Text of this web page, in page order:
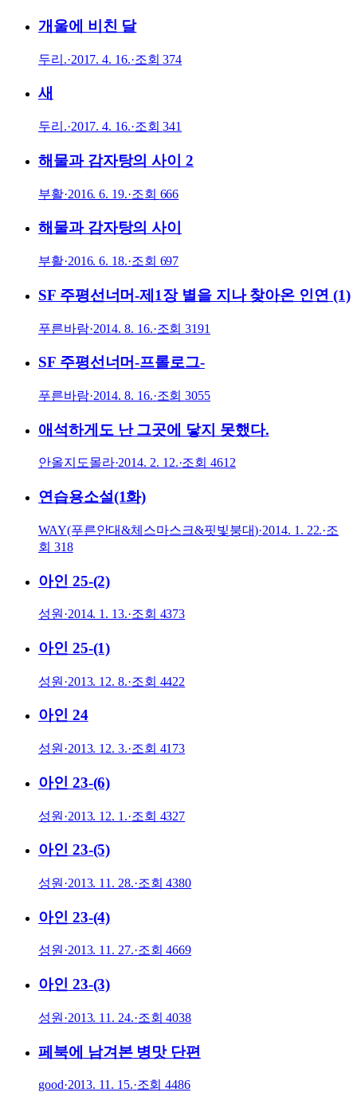
개울에 비친 달
두리.·2017. 4. 16.·조회374
새
두리.·2017. 4. 16.·조회341
해물과 감자탕의 사이 2
부활·2016. 6. 19.·조회 666
해물과 감자탕의 사이
부활·2016. 6. 18.·조회 697
SF 주평선너머-제1장 별을 지나 찾아온 인연 (1)
푸른바람·2014. 8. 16.·조회3191
SF 주평선너머-프롤로그-
푸른바람·2014. 8. 16.·조회3055
애석하게도 난 그곳에 닿지 못했다.
안올지도몰라·2014. 2. 12.·조회4612
연습용소설(1화)
WAY(푸른안대&체스마스크&핏빛붕대)·2014. 1. 22.·조
회 318
아인 25-(2)
성원 ·2014. 1. 13.·조회 4373
아인 25-(1)
성원 ·2013. 12. 8.·조회 4422
아인 24
성원 ·2013. 12. 3.·조회 4173
아인 23-(6)
성원 ·2013. 12. 1.·조회 4327
아인 23-(5)
성원 ·2013. 11. 28.·조회4380
아인 23-(4)
성원·2013. 11. 27.·조회4669
아인 23-(3)
성원 ·2013. 11. 24.·조회4038
페북에 남겨본 병맛 단편
good·2013. 11. 15.·조회4486